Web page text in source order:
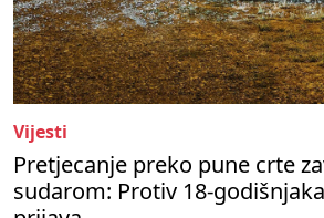
Vijesti
Pretjecanje preko pune crte
sudarom: Protiv 18-